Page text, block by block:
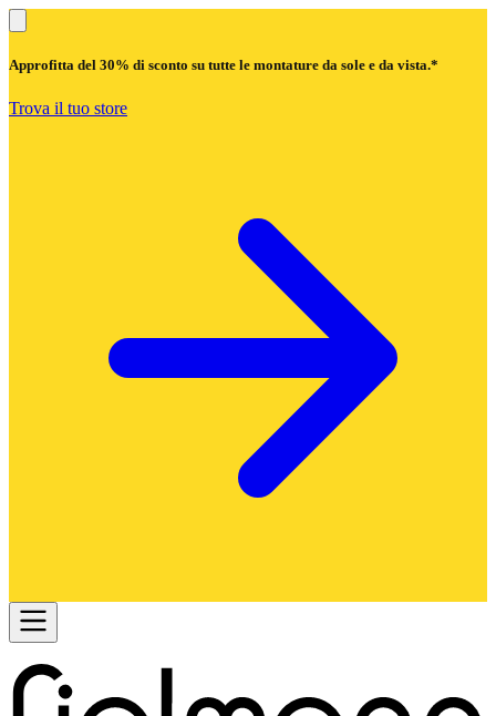
Approfitta del 30% di sconto su tutte le montature da sole e da vista.*
Trova il tuo store